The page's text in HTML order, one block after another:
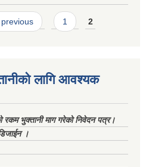
previous 1 2
लागि आवश्यक
रकम भुक्तानी माग गरेको निवेदन पत्र।
।